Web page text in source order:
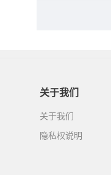
关于我们
关于我们
隐私权说明